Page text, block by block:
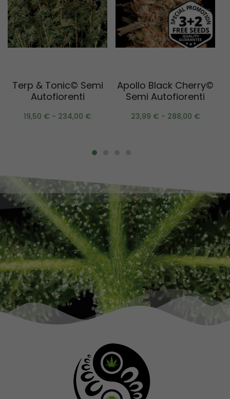
Terp & Tonic© Semi
Autofiorenti
19,50 € - 234,00 €
Apollo Black Cherry©
Semi Autofiorenti
23,99 € - 288,00 €